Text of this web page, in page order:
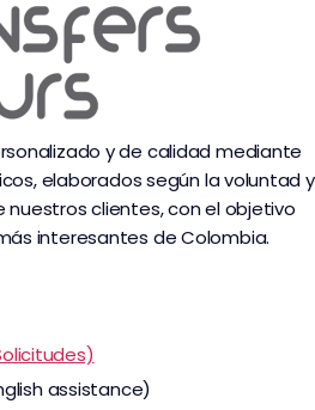
y de calidad mediante
elaborados según la voluntad y
clientes, con el objetivo
interesantes de Colombia.
assistance)